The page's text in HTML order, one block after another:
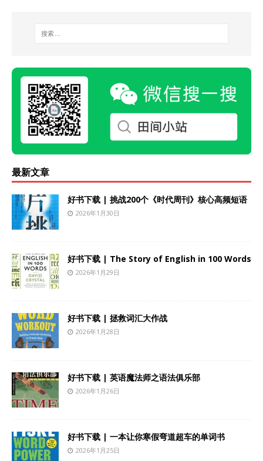
最新文章
好书下载 | 挑战200个《时代周刊》核心高频短语
2026年1月30日
好书下载 | The Story of English in 100 Words
2026年1月29日
好书下载 | 拯救词汇大作战
2026年1月28日
好书下载 | 英语魔法师之语法俱乐部
2026年1月26日
好书下载 | 一本让你寒假弯道超车的单词书
2026年1月25日